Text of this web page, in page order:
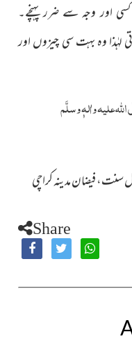
اور وجہ سے ضرر پہنچے۔
لہٰذا وہ بہت سی چیزوں اور
علیہ واٰلہٖ وسلَّم
سنت، فیضان مدینہ کراچی
Share